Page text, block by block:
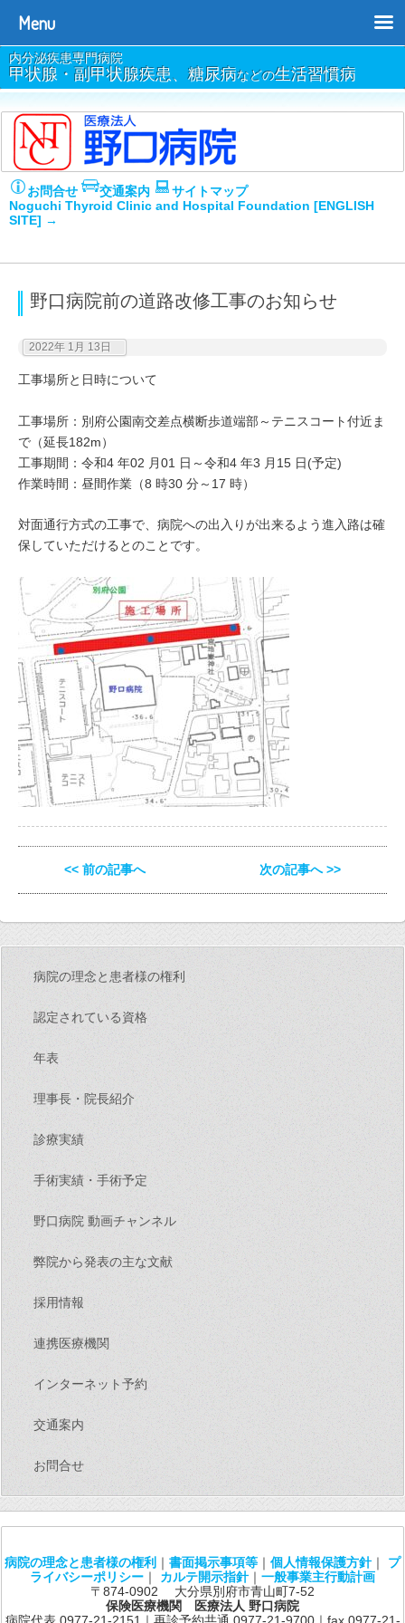
内分泌疾患専門病院
甲状腺・副甲状腺疾患、糖尿病などの生活習慣病
お問合せ 交通案内
サイトマップ
Noguchi Thyroid Clinic and Hospital Foundation [ENGLISH
SITE] →
野口病院前の道路改修工事のお知らせ
2022年 1月 13日
工事場所と日時について
工事場所：別府公園南交差点横断歩道端部～テニスコート付近ま
で（延長182m）
工事期間：令和4 年02 月01 日～令和4 年3 月15 日(予定)
作業時間：昼間作業（8 時30 分～17 時）
対面通行方式の工事で、病院への出入りが出来るよう進入路は確
保していただけるとのことです。
<< 前の記事へ 次の記事へ >>
病院の理念と患者様の権利
認定されている資格
年表
理事長・院長紹介
診療実績
手術実績・手術予定
野口病院 動画チャンネル
弊院から発表の主な文献
採用情報
連携医療機関
インターネット予約
交通案内
お問合せ
病院の理念と患者様の権利 ｜ 書面掲示事項等 ｜ 個人情報保護方針｜ プ
ライバシーポリシー ｜ カルテ開示指針｜ 一般事業主行動計画
〒874-0902 大分県別府市青山町7-52
保険医療機関 医療法人 野口病院
病院代表 0977-21-2151｜再診予約共通 0977-21-9700｜fax 0977-21-
Menu